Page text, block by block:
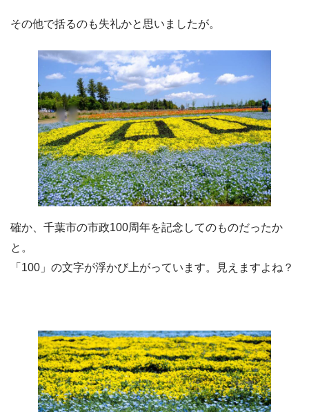
その他で括るのも失礼かと思いましたが。
確か、千葉市の市政100周年を記念してのものだったか
と。
「100」の文字が浮かび上がっています。見えますよね？